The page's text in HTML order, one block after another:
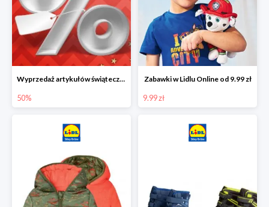
Wyprzedaż artykułów świątecznych w Lidlu Online
50%
Zabawki w Lidlu Online od 9.99 zł
9.99 zł